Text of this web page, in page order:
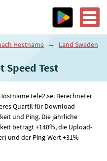
Hostname →
Land Sweden
Speed ​​Test
tele2.se. Berechneter
Quartil für Download-
und Ping. Die jährliche
beträgt +140%, die Upload-
und der Ping-Wert +31%